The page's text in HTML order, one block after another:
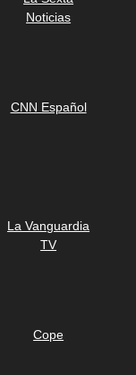
Noticias
CNN Español
La Vanguardia
TV
Cope